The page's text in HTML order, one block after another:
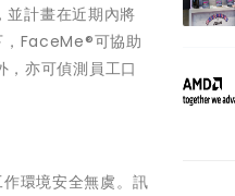
計畫在近期內將
，FaceMe®可協助
亦可偵測員工口
環境安全無虞。訊